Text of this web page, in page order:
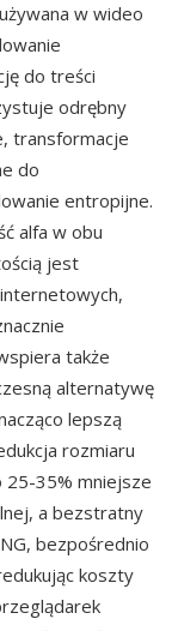
w wideo
do treści
odrębny
transformacje
do
entropijne.
alfa w obu
jest
także
alternatywę
lepszą
rozmiaru
35% mniejsze
a bezstratny
bezpośrednio
koszty